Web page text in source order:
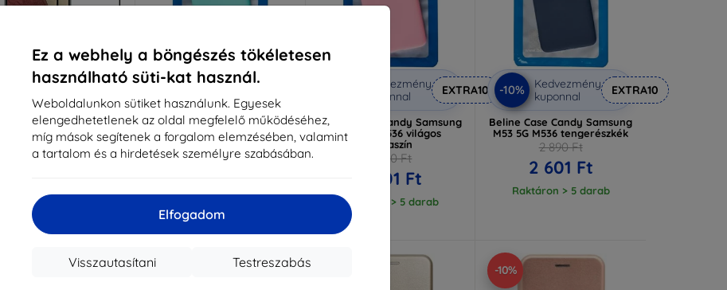
Ez a webhely a böngészés tökéletesen
használható süti-kat használ.
Weboldalunkon sütiket használunk. Egyesek
elengedhetetlenek az oldal megfelelő működéséhez,
míg mások segítenek a forgalom elemzésében, valamint
a tartalom és a hirdetések személyre szabásában.
Elfogadom
Testreszabás
Visszautasítani
Kedvezmény
kuponnal
Beline edzett üveg 5D
M53 5G M536
2 890 Ft
Kedvezmény
kuponnal
Beline Case Candy Samsung
M53 5G M536 kék
2 890 Ft
2 601 Ft
Kedvezmény
kuponnal
EXTRA10
Beline Case Candy Samsung
M53 5G M536 világos
rózsaszín
2 890 Ft
2 601 Ft
Raktáron > 5 darab
-10%
Kedvezmény
kuponnal
EXTRA10
Beline Case Candy Samsung
M53 5G M536 tengerészkék
2 890 Ft
2 601 Ft
Raktáron > 5 darab
-10% -10%